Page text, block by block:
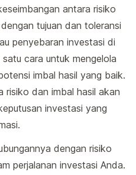
antara risiko
tujuan dan toleransi
penyebaran investasi di
cara untuk mengelola
imbal hasil yang baik.
risiko dan imbal hasil akan
investasi yang
dengan risiko
perjalanan investasi Anda.